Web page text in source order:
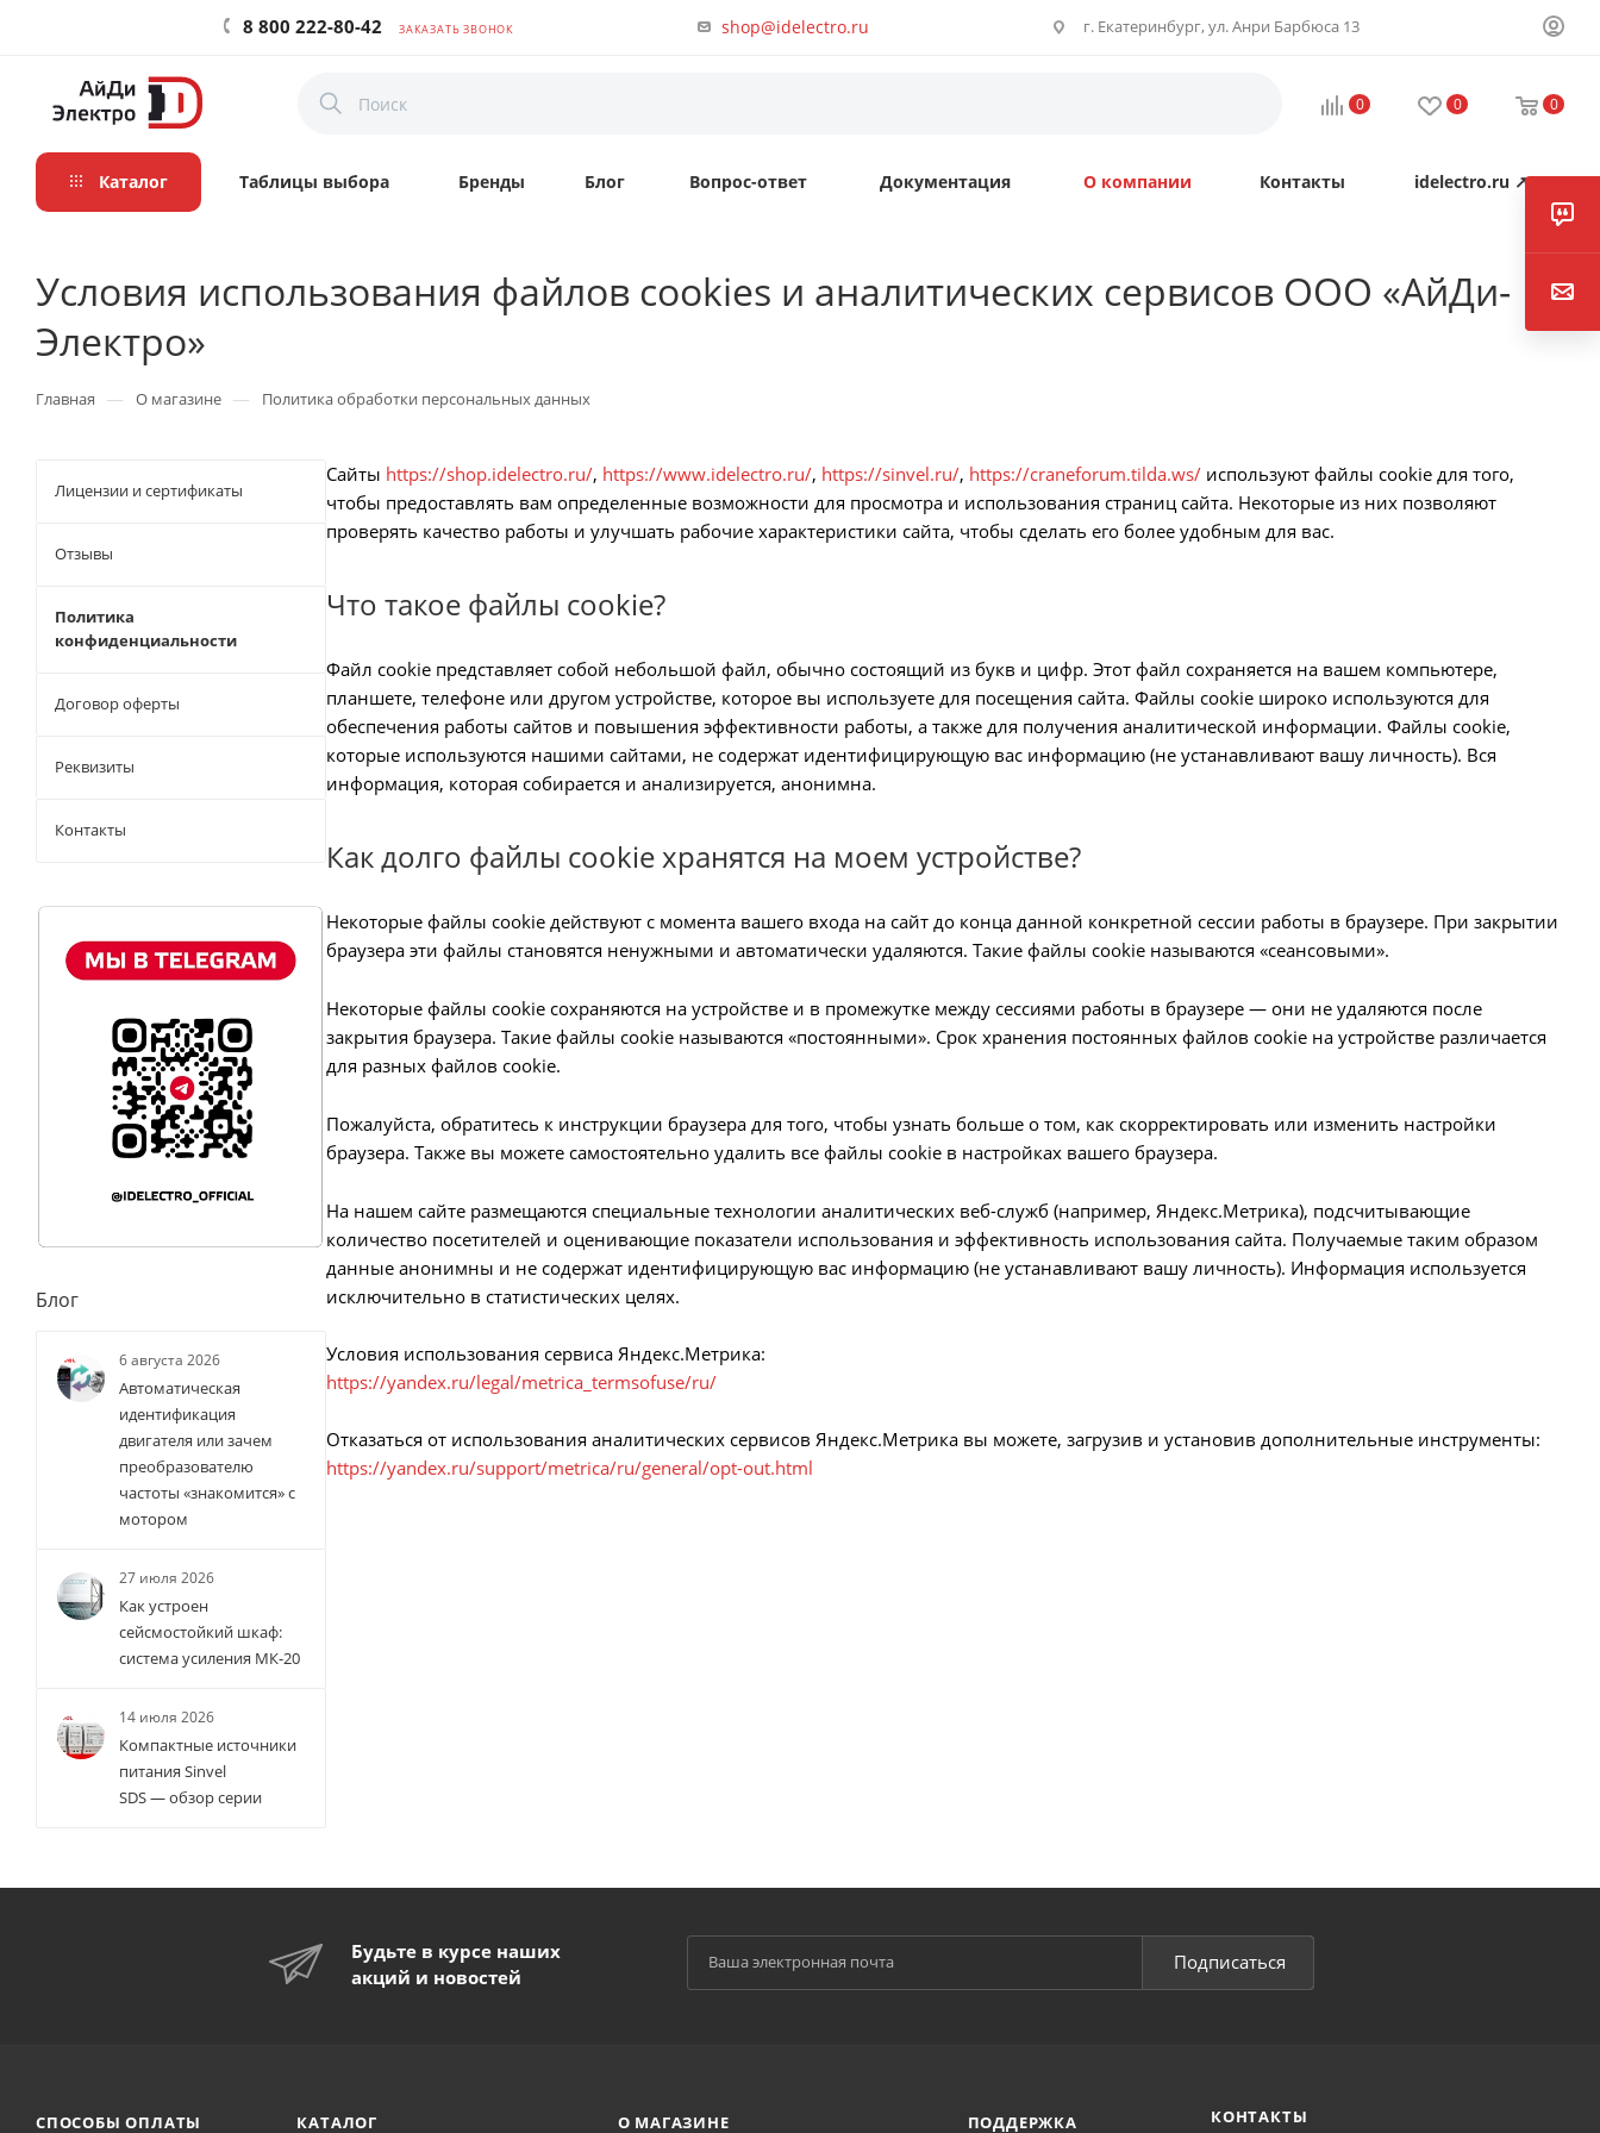
8 800 222-80-42 ЗАКАЗАТЬ ЗВОНОК shop@idelectro.ru г. Екатеринбург, ул. Анри Барбюса 13
0 0 0
Каталог Таблицы выбора Бренды Блог Вопрос-ответ Документация О компании Контакты idelectro.ru ↗
Условия использования файлов cookies и аналитических сервисов ООО «АйДи-
Электро»
Главная — О магазине — Политика обработки персональных данных
Сайты https://shop.idelectro.ru/, https://www.idelectro.ru/, https://sinvel.ru/, https://craneforum.tilda.ws/ используют файлы cookie для того,
чтобы предоставлять вам определенные возможности для просмотра и использования страниц сайта. Некоторые из них позволяют
проверять качество работы и улучшать рабочие характеристики сайта, чтобы сделать его более удобным для вас.
Что такое файлы cookie?
Файл cookie представляет собой небольшой файл, обычно состоящий из букв и цифр. Этот файл сохраняется на вашем компьютере,
планшете, телефоне или другом устройстве, которое вы используете для посещения сайта. Файлы cookie широко используются для
обеспечения работы сайтов и повышения эффективности работы, а также для получения аналитической информации. Файлы cookie,
которые используются нашими сайтами, не содержат идентифицирующую вас информацию (не устанавливают вашу личность). Вся
информация, которая собирается и анализируется, анонимна.
Как долго файлы cookie хранятся на моем устройстве?
Некоторые файлы cookie действуют с момента вашего входа на сайт до конца данной конкретной сессии работы в браузере. При закрытии
браузера эти файлы становятся ненужными и автоматически удаляются. Такие файлы cookie называются «сеансовыми».
Некоторые файлы cookie сохраняются на устройстве и в промежутке между сессиями работы в браузере — они не удаляются после
закрытия браузера. Такие файлы cookie называются «постоянными». Срок хранения постоянных файлов cookie на устройстве различается
для разных файлов cookie.
Пожалуйста, обратитесь к инструкции браузера для того, чтобы узнать больше о том, как скорректировать или изменить настройки
браузера. Также вы можете самостоятельно удалить все файлы cookie в настройках вашего браузера.
На нашем сайте размещаются специальные технологии аналитических веб-служб (например, Яндекс.Метрика), подсчитывающие
количество посетителей и оценивающие показатели использования и эффективность использования сайта. Получаемые таким образом
данные анонимны и не содержат идентифицирующую вас информацию (не устанавливают вашу личность). Информация используется
исключительно в статистических целях.
Условия использования сервиса Яндекс.Метрика:
https://yandex.ru/legal/metrica_termsofuse/ru/
Отказаться от использования аналитических сервисов Яндекс.Метрика вы можете, загрузив и установив дополнительные инструменты:
https://yandex.ru/support/metrica/ru/general/opt-out.html
Лицензии и сертификаты
Отзывы
Политика
конфиденциальности
Договор оферты
Реквизиты
Контакты
Блог
6 августа 2026
Автоматическая
идентификация
двигателя или зачем
преобразователю
частоты «знакомится» с
мотором
27 июля 2026
Как устроен
сейсмостойкий шкаф:
система усиления МК-20
14 июля 2026
Компактные источники
питания Sinvel
SDS — обзор серии
Будьте в курсе наших
акций и новостей
Подписаться
СПОСОБЫ ОПЛАТЫ КАТАЛОГ О МАГАЗИНЕ ПОДДЕРЖКА КОНТАКТЫ